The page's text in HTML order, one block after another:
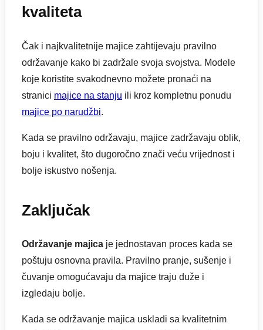
kvaliteta
Čak i najkvalitetnije majice zahtijevaju pravilno
održavanje kako bi zadržale svoja svojstva. Modele
koje koristite svakodnevno možete pronaći na
stranici majice na stanju ili kroz kompletnu ponudu
majice po narudžbi.
Kada se pravilno održavaju, majice zadržavaju oblik,
boju i kvalitet, što dugoročno znači veću vrijednost i
bolje iskustvo nošenja.
Zaključak
Održavanje majica je jednostavan proces kada se
poštuju osnovna pravila. Pravilno pranje, sušenje i
čuvanje omogućavaju da majice traju duže i
izgledaju bolje.
Kada se održavanje majica uskladi sa kvalitetnim